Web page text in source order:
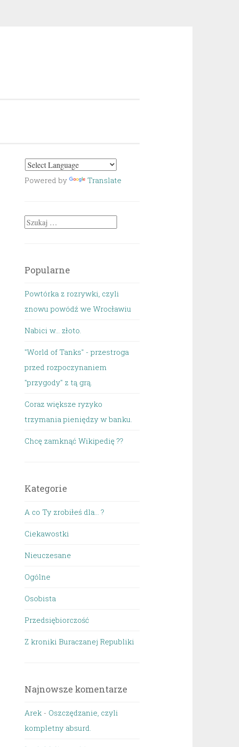
Powered by Translate
Szukaj:
Popularne
Powtórka z rozrywki, czyli
znowu powódź we Wrocławiu
Nabici w... złoto.
"World of Tanks" - przestroga
przed rozpoczynaniem
"przygody" z tą grą.
Coraz większe ryzyko
trzymania pieniędzy w banku.
Chcę zamknąć Wikipedię ??
Kategorie
A co Ty zrobiłeś dla… ?
Ciekawostki
Nieuczesane
Ogólne
Osobista
Przedsiębiorczość
Z kroniki Buraczanej Republiki
Najnowsze komentarze
Arek - Oszczędzanie, czyli
kompletny absurd.